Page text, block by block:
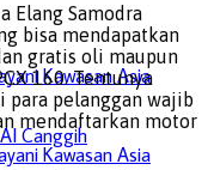
Elang Samodra
bisa mendapatkan
gratis oli maupun
160. Tentunya
pelanggan wajib
mendaftarkan motor